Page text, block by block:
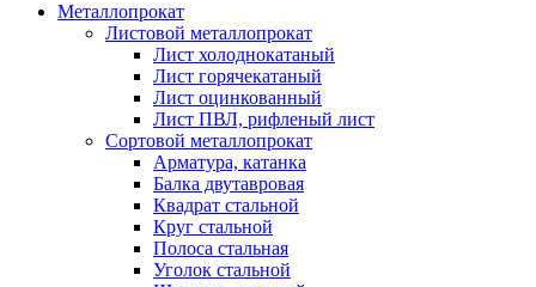
Металлопрокат
Листовой металлопрокат
Лист холоднокатаный
Лист горячекатаный
Лист оцинкованный
Лист ПВЛ, рифленый лист
Сортовой металлопрокат
Арматура, катанка
Балка двутавровая
Квадрат стальной
Круг стальной
Полоса стальная
Уголок стальной